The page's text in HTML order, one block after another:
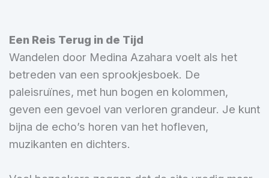
Een Reis Terug in de Tijd
Wandelen door Medina Azahara voelt als het
betreden van een sprookjesboek. De
paleisruïnes, met hun bogen en kolommen,
geven een gevoel van verloren grandeur. Je kunt
bijna de echo’s horen van het hofleven,
muzikanten en dichters.